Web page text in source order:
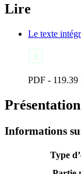
Lire
Le texte
PDF -
Informations
Type